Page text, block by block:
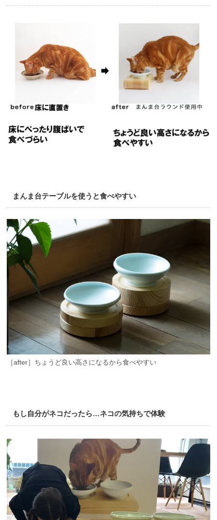
まんま台テーブルを使うと食べやすい
［after］ちょうど良い高さになるから食べやすい
もし自分がネコだったら…ネコの気持ちで体験